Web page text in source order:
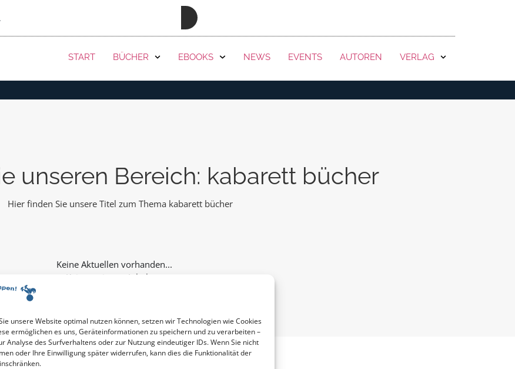
unsere Website optimal nutzen können, setzen wir Technologien wie Cookies
ermöglichen es uns, Geräteinformationen zu speichern und zu verarbeiten –
Analyse des Surfverhaltens oder zur Nutzung eindeutiger IDs. Wenn Sie nicht
oder Ihre Einwilligung später widerrufen, kann dies die Funktionalität der
START BÜCHER EBOOKS NEWS EVENTS AUTOREN VERLAG
unseren Bereich: kabarett bücher
Hier finden Sie unsere Titel zum Thema kabarett bücher
Keine weiteren Inhalte...